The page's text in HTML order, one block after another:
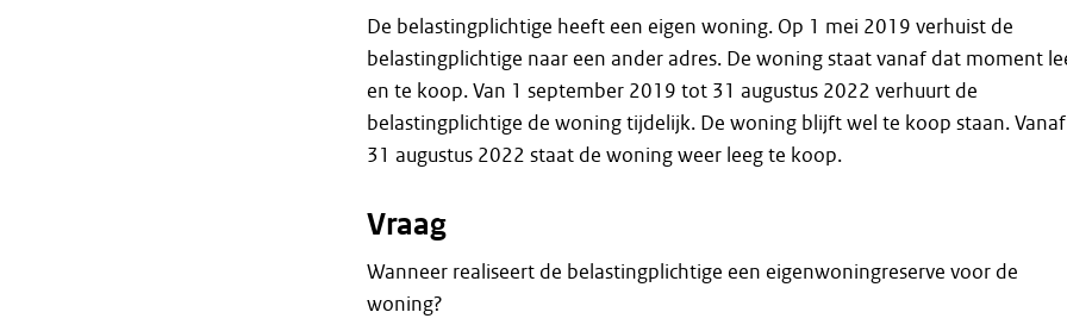
De belastingplichtige heeft een eigen woning. Op 1 mei 2019 verhuist de
belastingplichtige naar een ander adres. De woning staat vanaf dat moment
en te koop. Van 1 september 2019 tot 31 augustus 2022 verhuurt de
belastingplichtige de woning tijdelijk. De woning blijft wel te koop staan. Vanaf
31 augustus 2022 staat de woning weer leeg te koop.
Vraag
Wanneer realiseert de belastingplichtige een eigenwoningreserve voor de
woning?